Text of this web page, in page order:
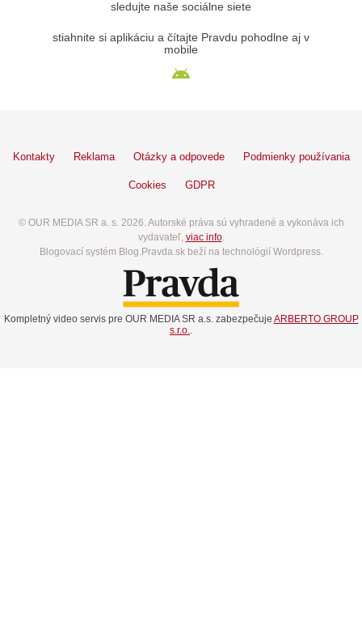
sledujte naše sociálne siete
stiahnite si aplikáciu a čítajte Pravdu pohodlne aj v
mobile
Kontakty Reklama Otázky a odpovede Podmienky používania
Cookies GDPR
© OUR MEDIA SR a. s. 2026. Autorské práva sú vyhradené a vykonáva ich
vydavateľ, viac info.
Blogovací systém Blog.Pravda.sk beží na technológií Wordpress.
Kompletný video servis pre OUR MEDIA SR a.s. zabezpečuje ARBERTO GROUP
s.r.o..